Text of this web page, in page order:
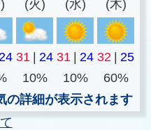
(火)
(水)
(木)
31 24 31 24 32
25
10% 10%
60%
の詳細が表示されます